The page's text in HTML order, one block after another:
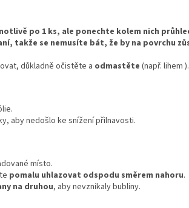
po 1 ks, ale ponechte kolem nich
takže se nemusíte bát, že by na povrchu
důkladně očistěte a odmastěte (např. lihem ).
aby nedošlo ke snížení přilnavosti.
místo.
pomalu uhlazovat odspodu směrem nahoru.
na druhou, aby nevznikaly bubliny.